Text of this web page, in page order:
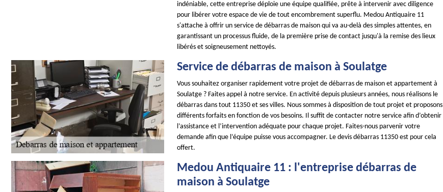
indéniable, cette entreprise déploie une équipe qualifiée, prête à intervenir avec diligence
pour libérer votre espace de vie de tout encombrement superflu. Medou Antiquaire 11
s'attache à offrir un service de débarras de maison qui va au-delà des simples attentes, en
garantissant un processus fluide, de la première prise de contact jusqu'à la remise des lieux
libérés et soigneusement nettoyés.
Service de débarras de maison à Soulatge
Vous souhaitez organiser rapidement votre projet de débarras de maison et appartement à
Soulatge ? Faites appel à notre service. En activité depuis plusieurs années, nous réalisons le
débarras dans tout 11350 et ses villes. Nous sommes à disposition de tout projet et proposons
différents forfaits en fonction de vos besoins. Il suffit de contacter notre service afin d’obtenir
l’assistance et l’intervention adéquate pour chaque projet. Faites-nous parvenir votre
demande afin que l’équipe puisse vous accompagner. Le devis débarras 11350 est pour cela
offert.
Medou Antiquaire 11 : l'entreprise débarras de
maison à Soulatge